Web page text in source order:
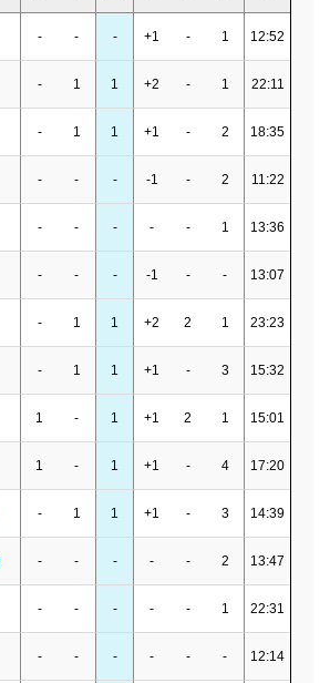
- - - +1 - 1 12:52
- 1 1 +2 - 1 22:11
- 1 1 +1 - 2 18:35
- - - -1 - 2 11:22
- - - - - 1 13:36
- - - -1 - - 13:07
- 1 1 +2 2 1 23:23
- 1 1 +1 - 3 15:32
1 - 1 +1 2 1 15:01
1 - 1 +1 - 4 17:20
- 1 1 +1 - 3 14:39
- - - - - 2 13:47
- - - - - 1 22:31
- - - - - - 12:14